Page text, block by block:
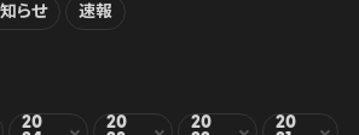
らせ 速報
20
20
20
20